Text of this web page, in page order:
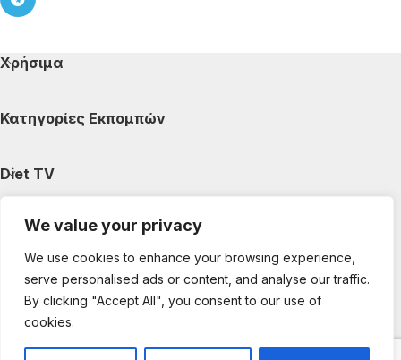
We value your privacy
We use cookies to enhance your browsing experience,
serve personalised ads or content, and analyse our traffic.
By clicking "Accept All", you consent to our use of
cookies.
Χρήσιμα
Κατηγορίες Εκπομπών
Diet TV
Κατηγορίες Άρθρων
Ακολουθήστε μας
Copyright © 2025 DietTV. All Rights Reserved.
development by web-idea.gr